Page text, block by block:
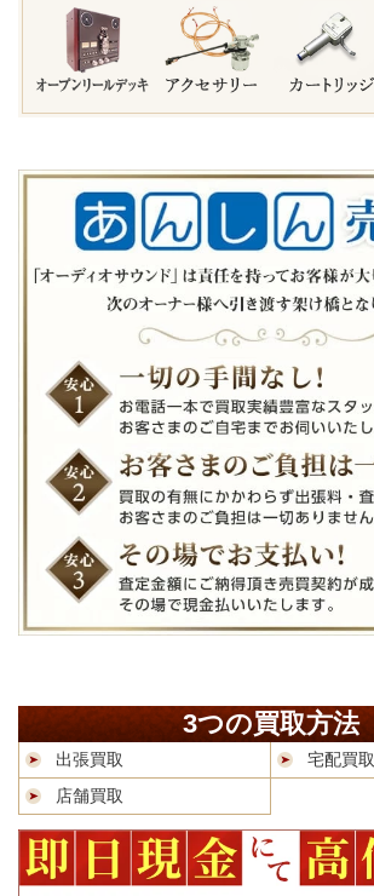
3つの買取方法
出張買取
宅配買取
店舗買取